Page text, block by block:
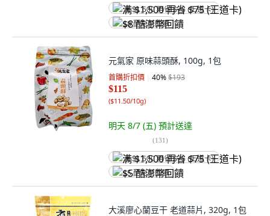
满 $1,500 再省 $75 (王道卡)
$8 酷澎幣回饋
元氣家 原味蒜頭酥, 100g, 1包
首購折扣價 40%$193
$115
($11.50/10g)
明天 8/7 (五) 預計送達
(131)
满 $1,500 再省 $75 (王道卡)
$5 酷澎幣回饋
大溪廖心蘭豆干 老道蒜片, 320g, 1包